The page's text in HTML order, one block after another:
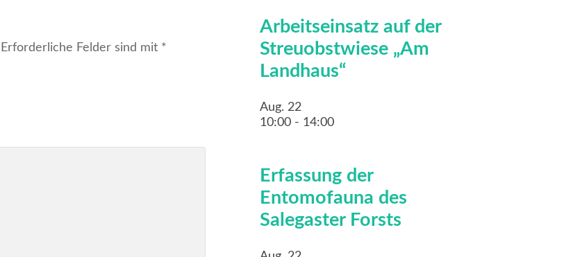
Erforderliche Felder sind mit *
Arbeitseinsatz auf der
Streuobstwiese „Am
Landhaus“
Aug. 22
10:00 - 14:00
Erfassung der
Entomofauna des
Salegaster Forsts